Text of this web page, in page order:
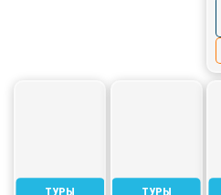
ТУРЫ
ТУРЫ